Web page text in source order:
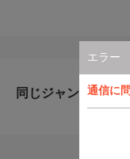
エラー
通信に
同じジャンルのお